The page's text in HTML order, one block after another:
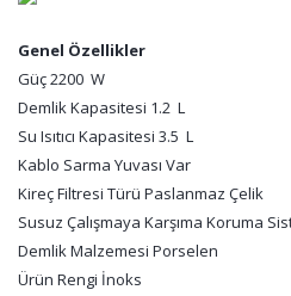
Genel Özellikler
Güç 2200 W
Demlik Kapasitesi 1.2 L
Su Isıtıcı Kapasitesi 3.5 L
Kablo Sarma Yuvası Var
Kireç Filtresi Türü Paslanmaz Çelik
Susuz Çalışmaya Karşıma Koruma
Demlik Malzemesi Porselen
Ürün Rengi İnoks